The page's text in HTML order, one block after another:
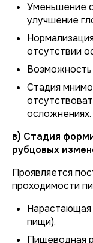
Уменьшение
улучшение
отсутствии
Стадия
осложнениях.
в) Стадия
рубцовых
Проявляется
проходимости
Нарастающая
пищи).
Пищеводная